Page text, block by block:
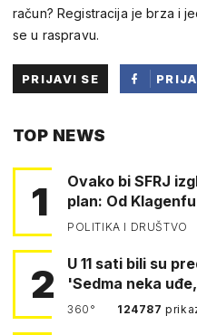
račun? Registracija je brza i
se u raspravu.
PRIJAVI SE
TOP NEWS
1
Ovako bi SFRJ
plan: Od
POLITIKA I DRUŠTVO
2
U 11 sati bili su pred Kninom. Gotovina:
'Sedma neka
360° 124787